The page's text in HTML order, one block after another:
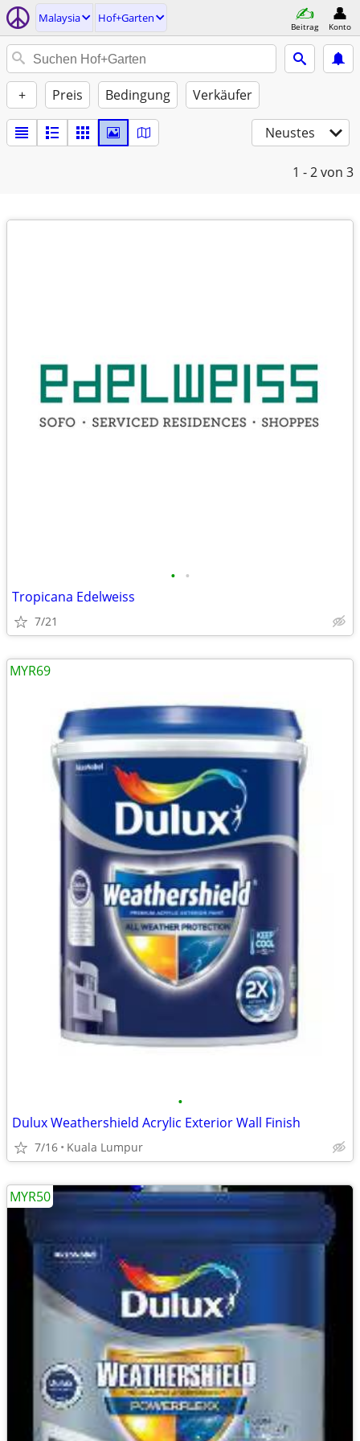
Malaysia Hof+Garten
Beitrag Konto
+ Preis Bedingung Verkäufer
Neustes
1 - 2von 3
• •
Tropicana Edelweiss
7/21
•
Dulux Weathershield Acrylic Exterior Wall Finish
7/16 Kuala Lumpur
MYR69
MYR50